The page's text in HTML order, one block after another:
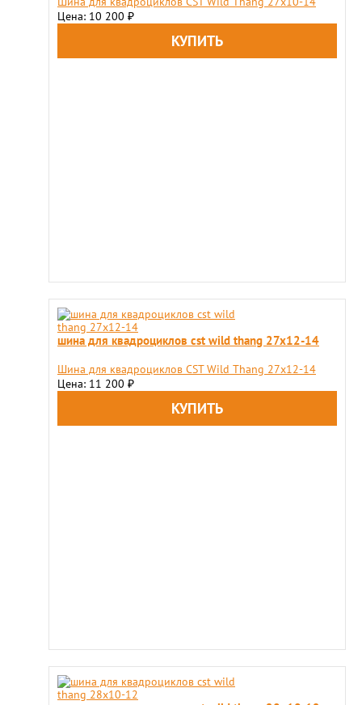
Цена: 10 200 ₽
шина для квадроциклов cst wild thang 27x12-14
Шина для квадроциклов CST Wild Thang 27x12-14
Цена: 11 200 ₽